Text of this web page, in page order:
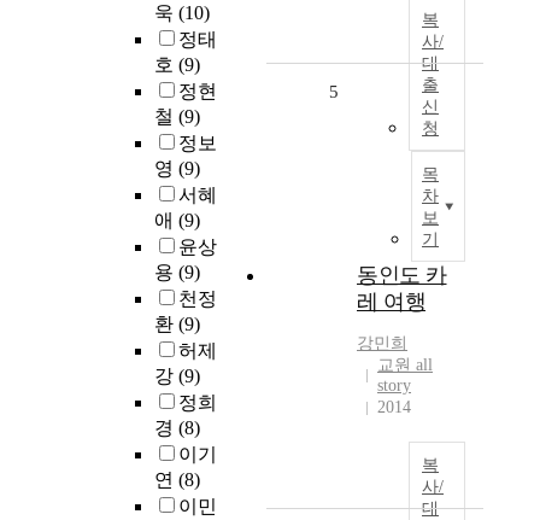
욱 (10)
정태
호 (9)
정현
철 (9)
정보
영 (9)
서혜
애 (9)
윤상
용 (9)
천정
환 (9)
허제
강 (9)
정희
경 (8)
이기
연 (8)
이민
복
사/
대
출
신
청
목
차
보
기
5
동인도 카
레 여행
강민희
교원 all
story
2014
복
사/
대